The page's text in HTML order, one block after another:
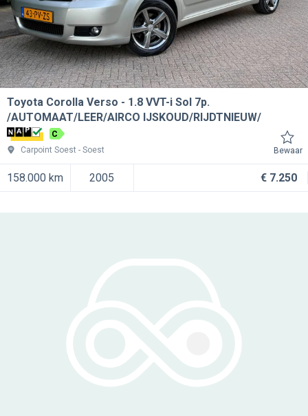
Toyota Corolla Verso
1.8 VVT-i Sol 7p.
/AUTOMAAT/LEER/AIRCO IJSKOUD/RIJDTNIEUW/
C
Carpoint Soest
Soest Bewaar
158.000 km 2005 € 7.250